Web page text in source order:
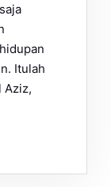
Itulah
Aziz,